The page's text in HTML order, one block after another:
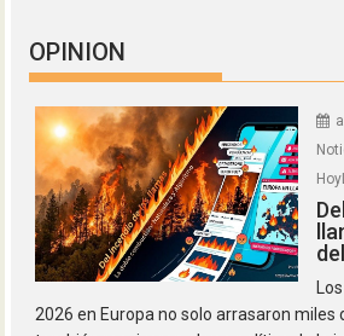
OPINION
2026 en Europa no solo arrasaron miles